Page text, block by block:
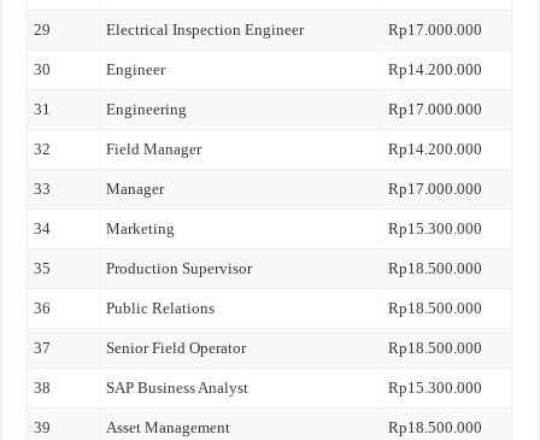
29 Electrical Inspection Engineer Rp17.000.000
30 Engineer Rp14.200.000
31 Engineering Rp17.000.000
32 Field Manager Rp14.200.000
33 Manager Rp17.000.000
34 Marketing Rp15.300.000
35 Production Supervisor Rp18.500.000
36 Public Relations Rp18.500.000
37 Senior Field Operator Rp18.500.000
38 SAP Business Analyst Rp15.300.000
39 Asset Management Rp18.500.000